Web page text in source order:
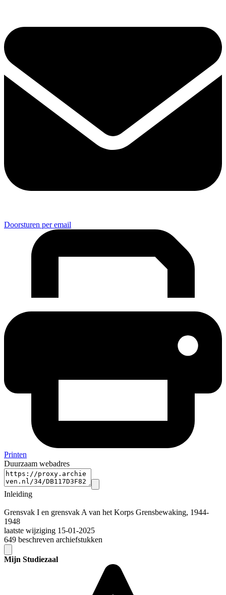
Doorsturen per email
Printen
Duurzaam webadres
Inleiding
Grensvak I en grensvak A van het Korps Grensbewaking, 1944-
1948
laatste wijziging 15-01-2025
649 beschreven archiefstukken
Mijn Studiezaal